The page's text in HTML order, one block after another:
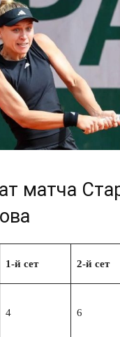
матча
1-й сет 2-й сет
4 6